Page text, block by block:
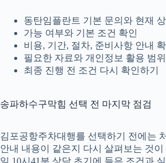
동탄임플란트 기본 문의와 현재
가능 여부와 기본 조건 확인
비용, 기간, 절차, 준비사항 안내
필요한 자료와 개인정보 활용 범
최종 진행 전 조건 다시 확인하기
송파하수구막힘 선택 전 마지막 점검
김포공항주차대행를 선택하기 전에는
안내 내용이 같은지 다시 살펴보는 것이